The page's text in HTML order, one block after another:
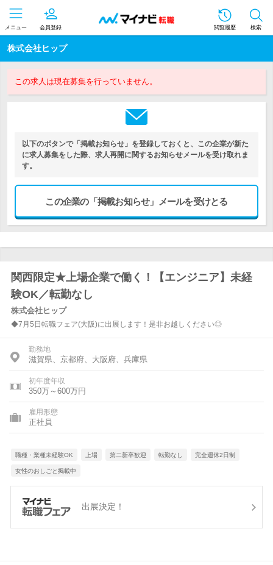
メニュー 会員登録 閲覧履歴 検索
株式会社ヒップ
この求人は現在募集を行っていません。
以下のボタンで「掲載お知らせ」を登録しておくと、この企業が新た
に求人募集をした際、求人再開に関するお知らせメールを受け取れま
す。
この企業の「掲載お知らせ」メールを受けとる
関西限定★上場企業で働く！【エンジニア】未経
験OK／転勤なし
株式会社ヒップ
◆7月5日転職フェア(大阪)に出展します！是非お越しください◎
勤務地
滋賀県、京都府、大阪府、兵庫県
初年度年収
350万～600万円
雇用形態
正社員
職種・業種未経験OK 上場 第二新卒歓迎 転勤なし 完全週休2日制
女性のおしごと掲載中
出展決定！